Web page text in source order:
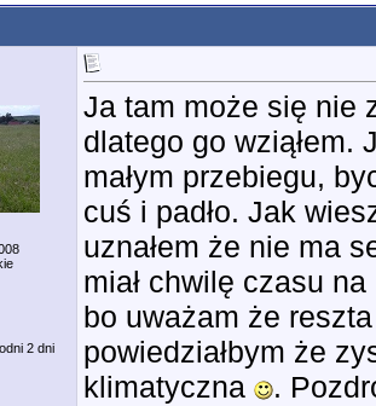
2 dni
Ja tam może się nie
dlatego go wziąłem.
małym przebiegu,
cuś i padło. Jak
uznałem że nie ma
miał chwilę czasu
bo uważam że
powiedziałbym że
klimatyczna
.